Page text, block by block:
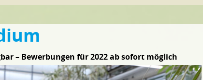
– Bewerbungen für 2022 ab sofort möglich